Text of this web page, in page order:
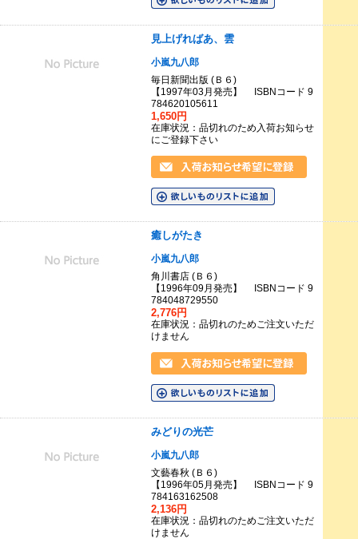
見上げればあ、雲
小嵐九八郎
毎日新聞出版 (Ｂ６)
【1997年03月発売】 ISBNコード 9
784620105611
1,650円
在庫状況：品切れのため入荷お知らせ
にご登録下さい
癒しがたき
小嵐九八郎
角川書店 (Ｂ６)
【1996年09月発売】 ISBNコード 9
784048729550
2,776円
在庫状況：品切れのためご注文いただ
けません
みどりの光芒
小嵐九八郎
文藝春秋 (Ｂ６)
【1996年05月発売】 ISBNコード 9
784163162508
2,136円
在庫状況：品切れのためご注文いただ
けません